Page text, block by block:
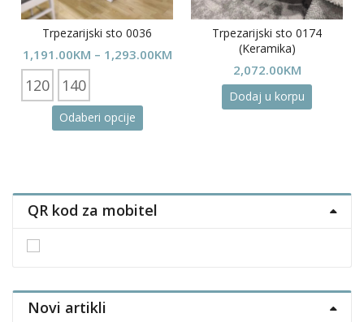
Trpezarijski sto 0036
1,191.00KM – 1,293.00KMPrice
1,191.00KM
120 140
Odaberi opcije This
product
The
options
the
Trpezarijski sto 0174
(Keramika)
2,072.00KM
Dodaj u korpu
QR kod za mobitel
Novi artikli